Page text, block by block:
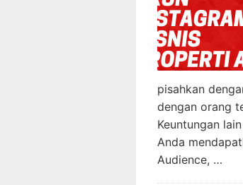
pisahkan
dengan orang
Keuntungan
Anda
Audience, …